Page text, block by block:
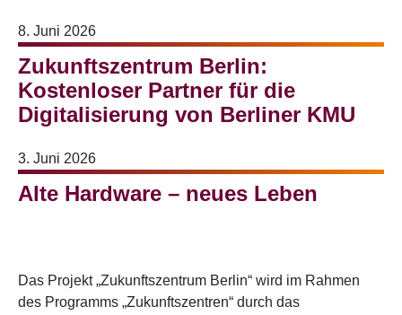
8. Juni 2026
Zukunftszentrum Berlin:
Kostenloser Partner für die
Digitalisierung von Berliner KMU
3. Juni 2026
Alte Hardware – neues Leben
Das Projekt „Zukunftszentrum Berlin“ wird im Rahmen
des Programms „Zukunftszentren“ durch das